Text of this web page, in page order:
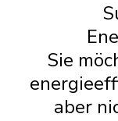
Sie
aber